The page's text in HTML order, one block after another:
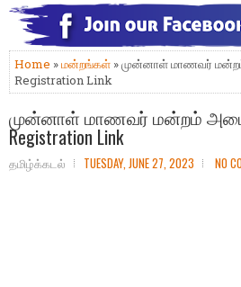
Home »மன்றங்கள் » முன்னாள் மாணவர்
Registration Link
முன்னாள் மாணவர் மன்றம்
Registration Link
தமிழ்க்கடல் TUESDAY, JUNE 27, 2023 NO